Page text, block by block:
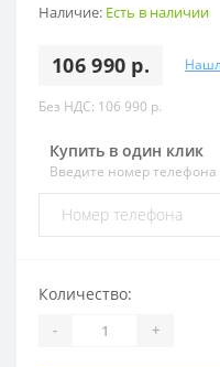
Наличие: Есть в наличии
106 990 р.
Без НДС: 106 990 р.
Купить в один клик
Введите номер
Количество:
- +